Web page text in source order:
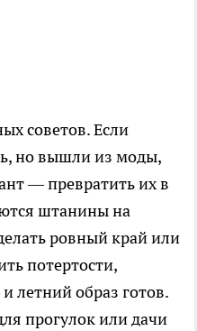
советов. Если
но вышли из моды,
— превратить их в
штанины на
ровный край или
потертости,
летний образ готов.
прогулок или дачи